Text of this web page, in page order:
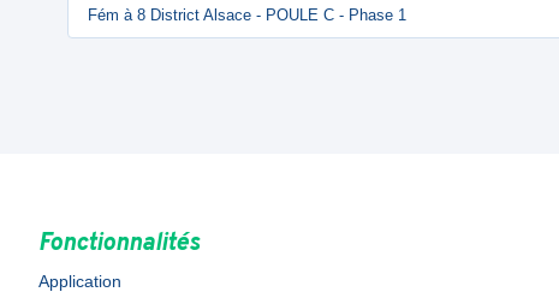
Fém à 8 District Alsace - POULE C - Phase 1
Fonctionnalités
Application